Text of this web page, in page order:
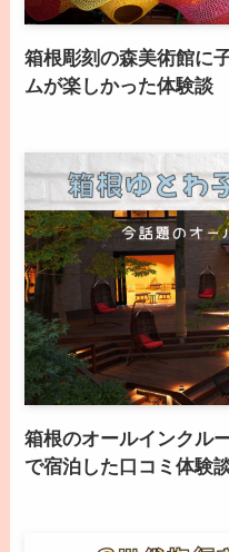
箱根彫刻の森美術館に
ムが楽しかった体験談
箱根のオールインクル
で宿泊した口コミ体験